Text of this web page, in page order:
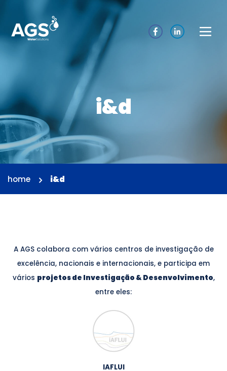
i&d
home i&d
A AGS colabora com vários centros de investigação de
excelência, nacionais e internacionais, e participa em
vários projetos de Investigação & Desenvolvimento,
entre eles:
IAFLUI